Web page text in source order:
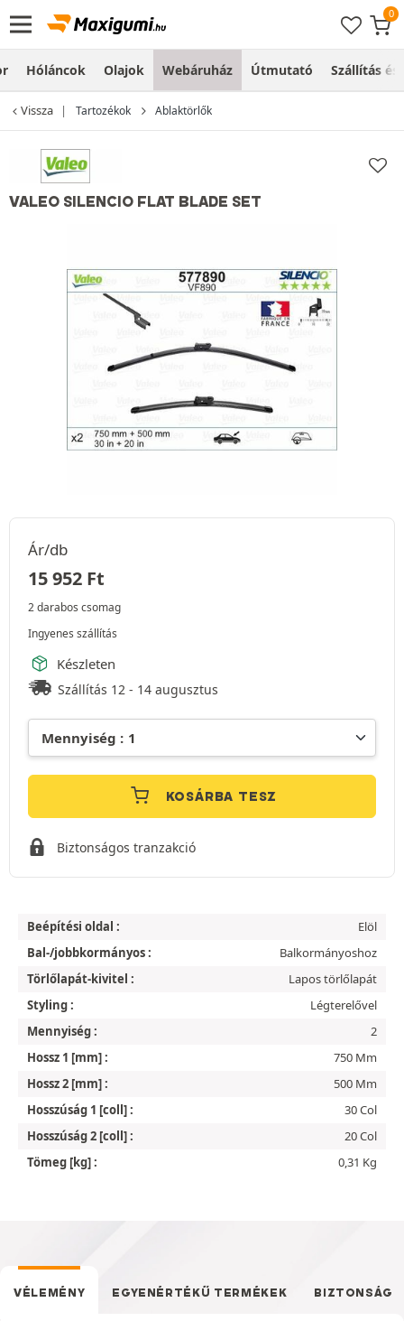
Hóláncok Olajok Webáruház Útmutató Szállítás és
Vissza Tartozékok Ablaktörlők
VALEO SILENCIO FLAT BLADE SET
Ár/db
15 952 Ft
2 darabos csomag
Ingyenes szállítás
Készleten
Szállítás 12 - 14 augusztus
KOSÁRBA TESZ
Biztonságos tranzakció
Beépítési oldal :
Elöl
Bal-/jobbkormányos :
Balkormányoshoz
Törlőlapát-kivitel :
Lapos törlőlapát
Styling :
Légterelővel
Mennyiség :
2
Hossz 1 [mm] :
750 Mm
Hossz 2 [mm] :
500 Mm
Hosszúság 1 [coll] :
30 Col
Hosszúság 2 [coll] :
20 Col
Tömeg [kg] :
0,31 Kg
VÉLEMÉNY EGYENÉRTÉKŰ TERMÉKEK BIZTONSÁG